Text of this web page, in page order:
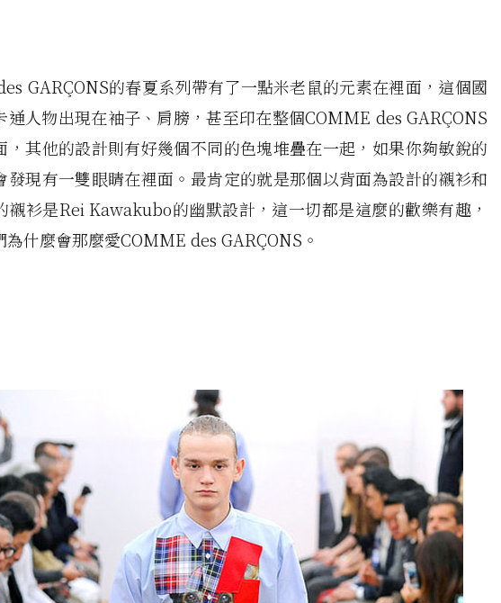
GARÇONS的春夏系列帶有了一點米老鼠的元素在裡面，這個國
通人物出現在袖子、肩膀，甚至印在整個COMME des GARÇONS
，其他的設計則有好幾個不同的色塊堆疊在一起，如果你夠敏銳的
發現有一雙眼睛在裡面。最肯定的就是那個以背面為設計的襯衫和
襯衫是Rei Kawakubo的幽默設計，這一切都是這麼的歡樂有趣，
為什麼會那麼愛COMME des GARÇONS。